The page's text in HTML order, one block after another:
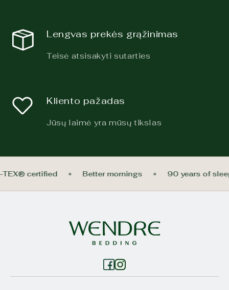
Lengvas prekės grąžinimas
Teisė atsisakyti sutarties
Kliento pažadas
Jūsų laimė yra mūsų tikslas
TEX® certified Better mornings 90 years of